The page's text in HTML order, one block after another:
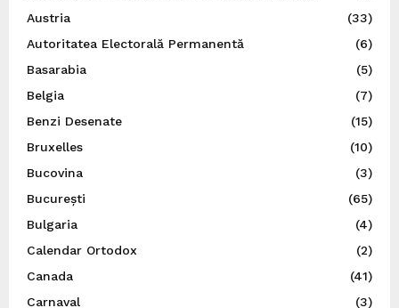
Austria
(33)
Autoritatea Electorală Permanentă
(6)
Basarabia
(5)
Belgia
(7)
Benzi Desenate
(15)
Bruxelles
(10)
Bucovina
(3)
București
(65)
Bulgaria
(4)
Calendar Ortodox
(2)
Canada
(41)
Carnaval
(3)